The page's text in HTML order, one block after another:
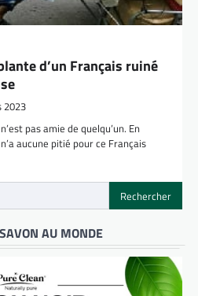
d’un Français ruiné
2023
pas amie de quelqu’un. En
aucune pitié pour ce Français
AU MONDE